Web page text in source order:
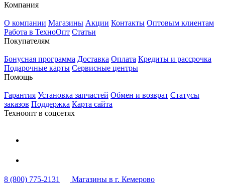
Компания
О компании Магазины Акции Контакты Оптовым клиентам
Работа в ТехноОпт Статьи
Покупателям
Бонусная программа Доставка Оплата Кредиты и рассрочка
Подарочные карты Сервисные центры
Помощь
Гарантия Установка запчастей Обмен и возврат Статусы
заказов Поддержка Карта сайта
Техноопт в соцсетях
8 (800) 775-2131
Магазины в г. Кемерово